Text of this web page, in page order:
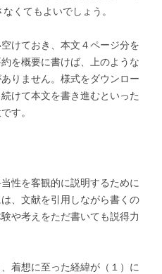
くてもよいでしょう。
けておき、本文４ページ分を
を概要に書けば、上のような
りません。様式をダウンロー
けて本文を書き進むといった
す。
性を客観的に説明するために
、文献を引用しながら書くの
や考えをただ書いても説得力
着想に至った経緯が（１）に